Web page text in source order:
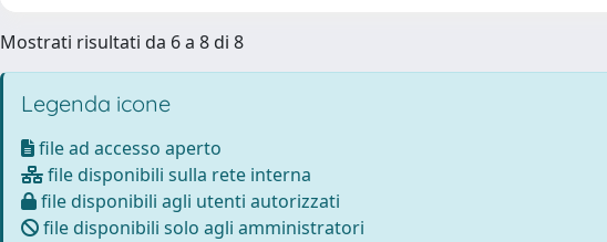
Mostrati risultati da 6 a 8 di 8
Legenda icone
file ad accesso aperto
file disponibili sulla rete interna
file disponibili agli utenti autorizzati
file disponibili solo agli amministratori